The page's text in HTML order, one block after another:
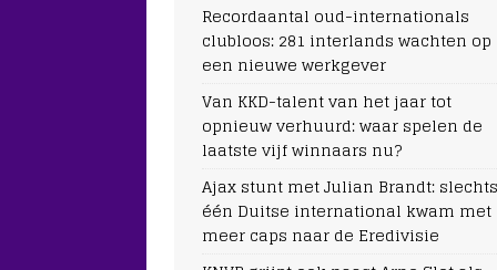
Recordaantal oud-internationals
clubloos: 281 interlands wachten op
een nieuwe werkgever
Van KKD-talent van het jaar tot
opnieuw verhuurd: waar spelen de
laatste vijf winnaars nu?
Ajax stunt met Julian Brandt: slechts
één Duitse international kwam met
meer caps naar de Eredivisie